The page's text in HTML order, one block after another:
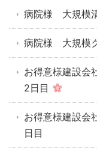
病院様 大規模
病院様 大規模
お得意様建設
2日目
お得意様建設
日目